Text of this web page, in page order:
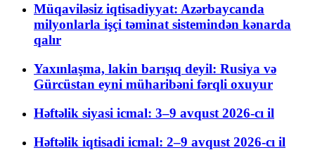
Müqaviləsiz iqtisadiyyat: Azərbaycanda
milyonlarla işçi təminat sistemindən kənarda
qalır
Yaxınlaşma, lakin barışıq deyil: Rusiya və
Gürcüstan eyni müharibəni fərqli oxuyur
Həftəlik siyasi icmal: 3–9 avqust 2026-cı il
Həftəlik iqtisadi icmal: 2–9 avqust 2026-cı il